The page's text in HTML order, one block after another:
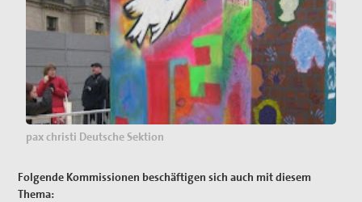
pax christi Deutsche Sektion
Folgende Kommissionen beschäftigen sich auch mit diesem
Thema: